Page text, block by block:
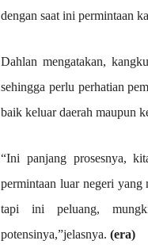
dengan saat ini permintaan
Dahlan mengatakan,
sehingga perlu perhatian
baik keluar daerah maupun
“Ini panjang prosesnya,
permintaan luar negeri yang
tapi ini peluang,
potensinya,”jelasnya. (era)